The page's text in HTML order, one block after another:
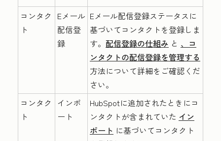
コンタク
ト
Eメール
配信登
録
Eメール配信登録ステータスに
基づいてコンタクトを登録しま
す。 配信登録の仕組み と 、コ
ンタクトの配信登録を管理する
方法について詳細をご確認くだ
さい。
コンタク
ト
インポ
ート
HubSpotに追加されたときにコ
ンタクトが含まれていた イン
ポート に基づいてコンタクト